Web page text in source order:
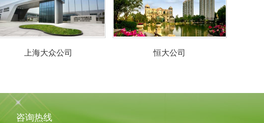
恒大公司 万达公司
咨询热线